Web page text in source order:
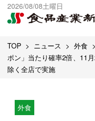
2026/08/08土曜日
出版物一覧へ
試読・購読申し込み
TOP ニュース 外食
ポン」当たり確率2倍、11
除く全店で実施
外食